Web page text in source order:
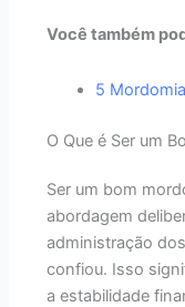
Você também
5
O Que é Ser um
Ser um bom
abordagem
administração
confiou. Isso
a estabilidade